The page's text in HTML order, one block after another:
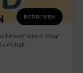
BEDRIJVEN
meemaken. Maar
om het